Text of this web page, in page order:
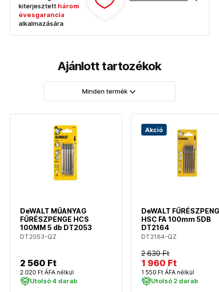
kiterjesztett három
évesgarancia
alkalmazására
Ajánlott tartozékok
Minden termék
DeWALT MŰANYAG
FŰRÉSZPENGE HCS
100MM 5 db DT2053
DT2053-QZ
2 560 Ft
2 020 Ft ÁFA nélkül
Utolsó 4 darab
Akció
DeWALT
HSC FA 100mm 5DB
DT2164
DT2164-QZ
2 630 Ft
1 960 Ft
1 550 Ft ÁFA nélkül
Utolsó 2 darab